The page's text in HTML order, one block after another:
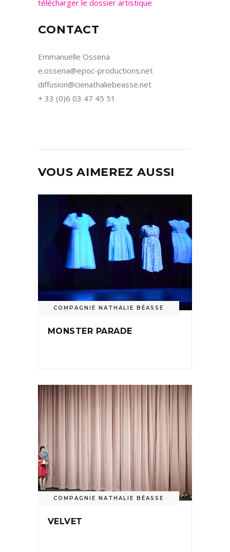
télécharger le dossier artistique
CONTACT
Emmanuelle Ossena
e.ossena@epoc-productions.net
diffusion@cienathaliebeasse.net
+ 33 (0)6 03 47 45 51
VOUS AIMEREZ AUSSI
COMPAGNIE NATHALIE BÉASSE
MONSTER PARADE
COMPAGNIE NATHALIE BÉASSE
VELVET